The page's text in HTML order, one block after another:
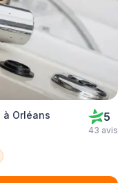
Orléans 5
43 avis